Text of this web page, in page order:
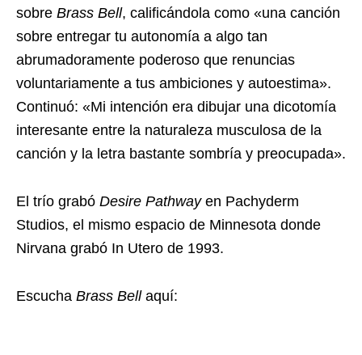
sobre Brass Bell, calificándola como «una canción
sobre entregar tu autonomía a algo tan
abrumadoramente poderoso que renuncias
voluntariamente a tus ambiciones y autoestima».
Continuó: «Mi intención era dibujar una dicotomía
interesante entre la naturaleza musculosa de la
canción y la letra bastante sombría y preocupada».
El trío grabó Desire Pathwayen Pachyderm
Studios, el mismo espacio de Minnesota donde
Nirvana grabó In Utero de 1993.
Escucha Brass Bellaquí: